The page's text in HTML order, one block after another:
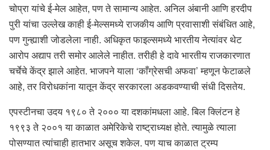
चोप्रा यांचे ई-मेल आहेत, पण ते सामान्य आहेत. अनिल अंबानी आणि हरदीप
पुरी यांचा उल्लेख काही ई-मेल्समध्ये राजकीय आणि प्रवासाशी संबंधित आहे,
पण गुन्ह्याशी जोडलेला नाही. अधिकृत फाइल्समध्ये भारतीय नेत्यांवर थेट
आरोप अद्याप तरी समोर आलेले नाहीत. तरीही हे दावे भारतीय राजकारणात
चर्चेचे केंद्र झाले आहेत. भाजपने याला ‘काँग्रेसची अफवा’ म्हणून फेटाळले
आहे, तर विरोधकांना यातून केंद्र सरकारला अडकवण्याची संधी दिसतेय.
एपस्टीनचा उदय १९८० ते २००० या दशकांमधला आहे. बिल क्लिंटन हे
१९९३ ते २००१ या काळात अमेरिकेचे राष्ट्राध्यक्ष होते. त्यामुळे त्याला
पोसण्यात त्यांचाही हातभार असूच शकेल. पण याच काळात ट्रम्प